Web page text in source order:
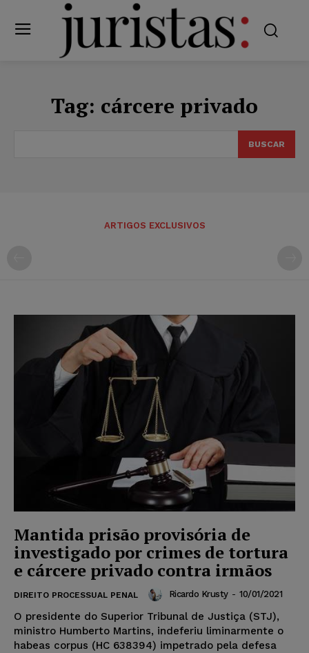
Tag: cárcere privado
BUSCAR
ARTIGOS EXCLUSIVOS
Mantida prisão provisória de
investigado por crimes de tortura
e cárcere privado contra irmãos
DIREITO PROCESSUAL PENAL Ricardo Krusty - 10/01/2021
O presidente do Superior Tribunal de Justiça (STJ),
ministro Humberto Martins, indeferiu liminarmente o
habeas corpus (HC 638394) impetrado pela defesa